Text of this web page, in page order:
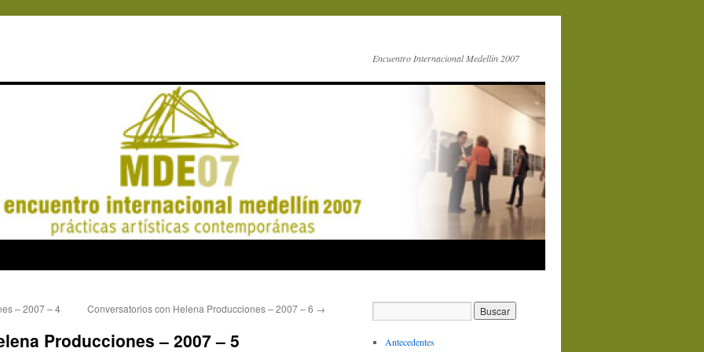
Encuentro Internacional Medellín 2007
– 2007 – 4 Conversatorios con Helena Producciones – 2007 – 6 →
Producciones – 2007 – 5
Antecedentes